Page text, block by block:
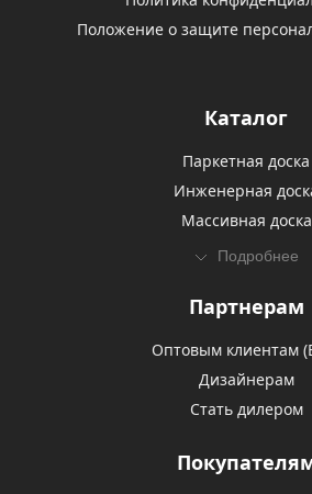
Положение о защите
Каталог
Паркетная доска
Инженерная
Массивная доска
Подробнее
Партнерам
Оптовым клиентам
Дизайнерам
Стать дилером